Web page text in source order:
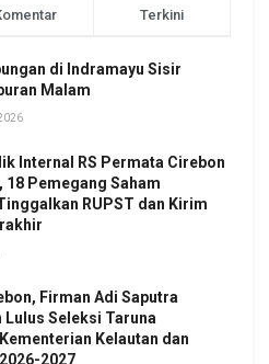
Terkini
di Indramayu Sisir
Malam
Internal RS Permata Cirebon
18 Pemegang Saham
RUPST dan Kirim
Firman Adi Saputra
Lulus Seleksi Taruna
Kelautan dan
2027